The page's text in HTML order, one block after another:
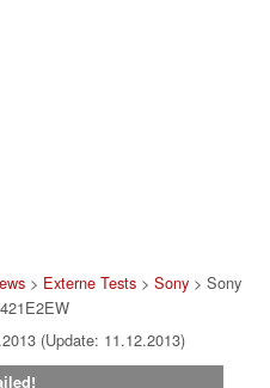
> Externe Tests> Sony> Sony
(Update: 11.12.2013)